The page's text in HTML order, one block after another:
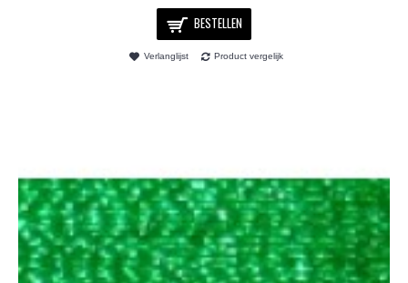
BESTELLEN
Verlanglijst Product vergelijk